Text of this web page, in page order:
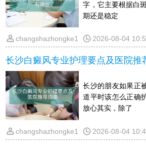
字，它主要根据白
期还是稳定
changshazhongke1 2026-08-04
长沙白癜风专业护理要点及医院推
长沙的朋友如果正
道平时该怎么正确
放心其实，除了
changshazhongke1 2026-08-04